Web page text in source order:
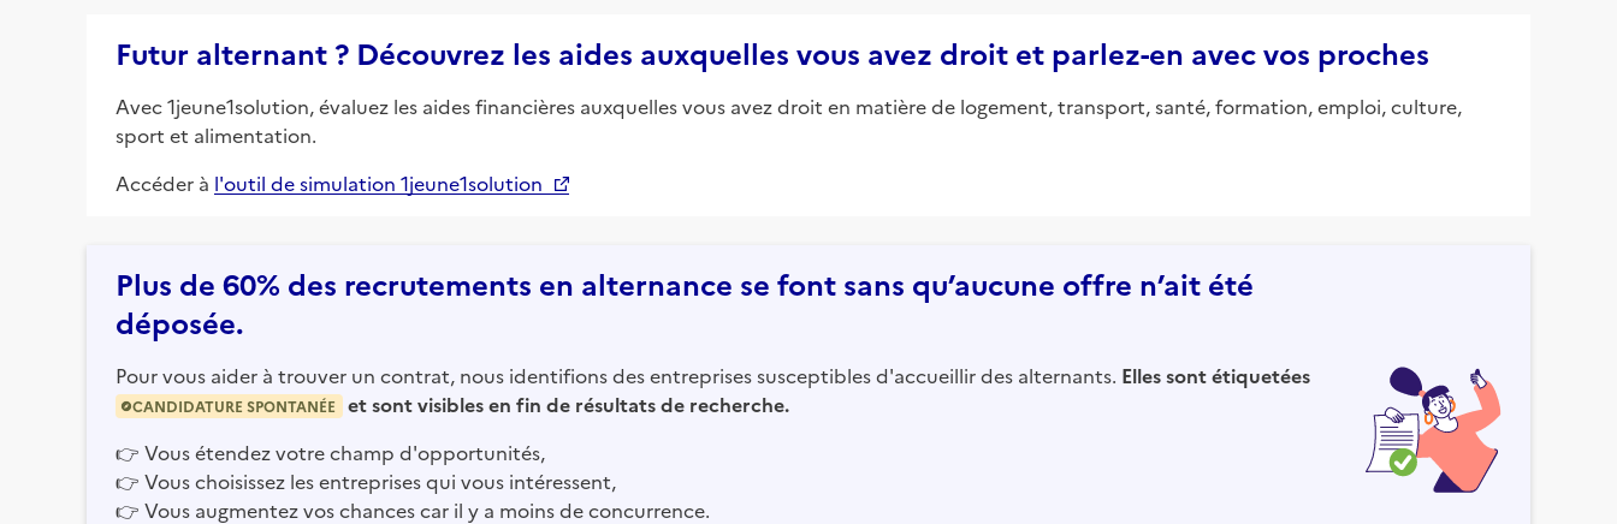
Futur alternant ? Découvrez les aides auxquelles vous avez droit et parlez-en avec vos proches
Avec 1jeune1solution, évaluez les aides financières auxquelles vous avez droit en matière de logement, transport, santé, formation, emploi, culture,
sport et alimentation.
Accéder à l'outil de simulation 1jeune1solution
Plus de 60% des recrutements en alternance se font sans qu’aucune offre n’ait été
déposée.
Pour vous aider à trouver un contrat, nous identifions des entreprises susceptibles d'accueillir des alternants. Elles sont étiquetées
CANDIDATURE SPONTANÉE
et sont visibles en fin de résultats de recherche.
👉 Vous étendez votre champ d'opportunités,
👉 Vous choisissez les entreprises qui vous intéressent,
👉 Vous augmentez vos chances car il y a moins de concurrence.